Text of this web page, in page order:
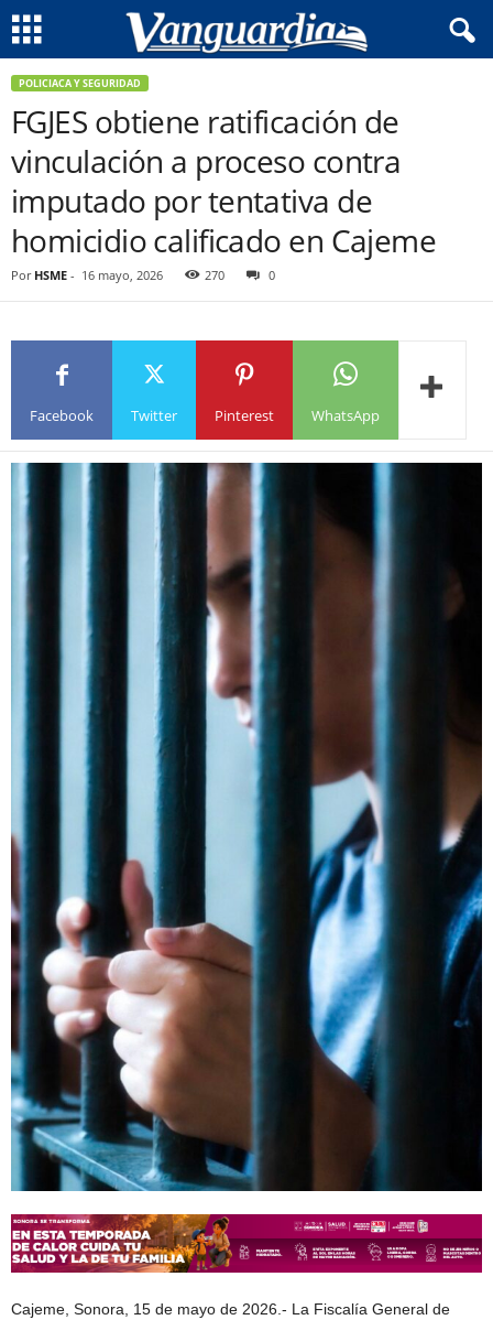
POLICIACA Y SEGURIDAD
FGJES obtiene ratificación de
vinculación a proceso contra
imputado por tentativa de
homicidio calificado en Cajeme
Por HSME - 16 mayo, 2026 270 0
Facebook Twitter Pinterest WhatsApp
Cajeme, Sonora, 15 de mayo de 2026.- La Fiscalía General de